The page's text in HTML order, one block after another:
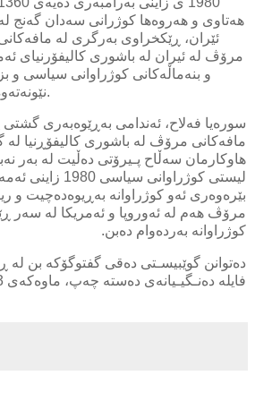
هه‌تاوی و هه‌روه‌ها کوژرانی سه‌دان گه‌نج
ئێران، ڕێکخراوی به‌رگری له‌
مرۆڤ له ئیران له باشوری کالیفۆرنیای
و بنه‌ماڵه‌کانی کوژراوانی سیاسی و
نێونه‌ته‌وه‌یی تێیدا به‌شداریان کرد.
سوره‌یا فه‌لاح، ئه‌ندامی به‌ڕێوه‌به‌ری
مافه‌کانی مرۆڤ له‌ باشوری کالیفۆڕنیا له‌
هاوکارمان سه‌ڵاح پـیرۆتی ده‌ڵیت له‌ به‌ر
لیستی کوژراوانی
بێره‌وه‌ری ئه‌و کوژراوانه به‌ڕیوه‌ده‌چیت و
مرۆڤ هه‌م له ئه‌وروپا و ئه‌مریکا له‌ سه‌ر
کوژراوانه‌ به‌رده‌وام ده‌بن.
ده‌توانن گوێبیسـتی ده‌قی گفتوگۆكه‌ بن له‌
فایله‌ ده‌نـگیـیانه‌ی ده‌سته‌ چه‌پ‌، ماوه‌كه‌ی 7:23 خوله‌كه‌.